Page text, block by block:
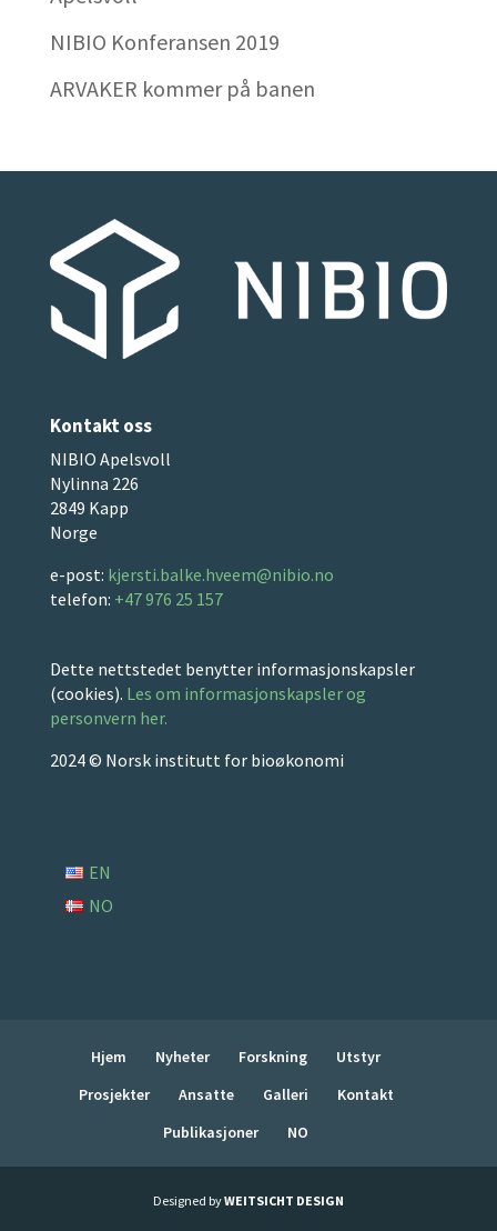
NIBIO Konferansen 2019
ARVAKER kommer på banen
Kontakt oss
NIBIO Apelsvoll
Nylinna 226
2849 Kapp
Norge
e-post: kjersti.balke.hveem@nibio.no
telefon: +47 976 25 157
Dette nettstedet benytter informasjonskapsler
(cookies). Les om informasjonskapsler og
personvern her.
2024 © Norsk institutt for bioøkonomi
EN
NO
Hjem Nyheter Forskning
Utstyr
Prosjekter
Ansatte Galleri
Kontakt
Publikasjoner
NO
Designed byWEITSICHT DESIGN